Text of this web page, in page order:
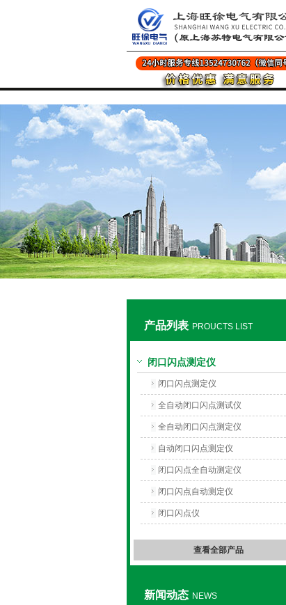
产品列表 PROUCTS LIST
闭口闪点测定仪
闭口闪点测定仪
全自动闭口闪点测试仪
全自动闭口闪点测定仪
自动闭口闪点测定仪
闭口闪点全自动测定仪
闭口闪点自动测定仪
闭口闪点仪
查看全部产品
新闻动态 NEWS